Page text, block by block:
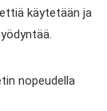
käytetään ja
nopeudella